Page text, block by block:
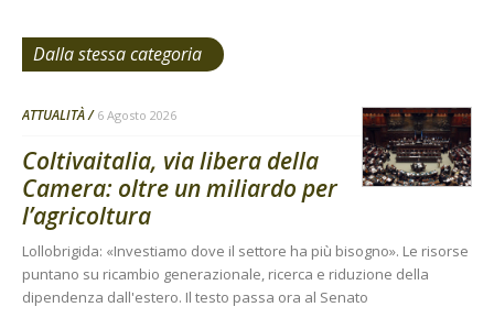
Dalla stessa categoria
ATTUALITÀ 6 Agosto 2026
Coltivaitalia, via libera della
Camera: oltre un miliardo per
l’agricoltura
Lollobrigida: «Investiamo dove il settore ha più bisogno». Le risorse
puntano su ricambio generazionale, ricerca e riduzione della
dipendenza dall'estero. Il testo passa ora al Senato